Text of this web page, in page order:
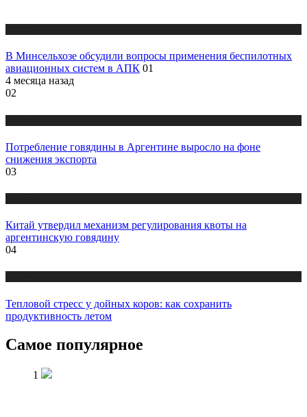
В Минсельхозе обсудили вопросы применения беспилотных
авиационных систем в АПК 01
4 месяца назад
02
Потребление говядины в Аргентине выросло на фоне
снижения экспорта
03
Китай утвердил механизм регулирования квоты на
аргентинскую говядину
04
Тепловой стресс у дойных коров: как сохранить
продуктивность летом
Самое популярное
1